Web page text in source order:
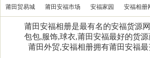
莆田贸易城 莆田安福市场 安福家园 安福相册
莆田安福相册是最有名的安福货源
包包,服饰,球衣,莆田安福最好的货
莆田外贸,安福相册拥有莆田安福